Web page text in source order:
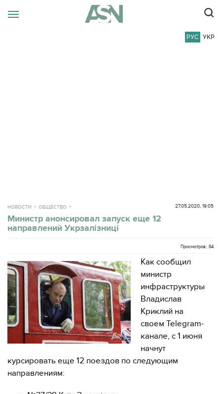
РУС УКР
НОВОСТИ ОБЩЕСТВО 27.05.2020, 19:05
Министр анонсировал запуск еще 12
направлений Укрзалізниці
Просмотров: 64
Как сообщил
министр
инфраструктуры
Владислав
Криклий на
своем Telegram-
канале, с 1 июня
начнут
курсировать еще 12 поездов по следующим
направлениям: